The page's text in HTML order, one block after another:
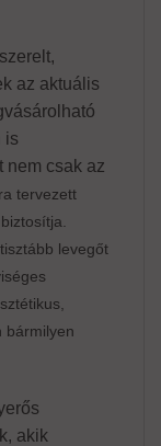
az aktuális
is
nem csak az
tervezett
levegőt
bármilyen
akik